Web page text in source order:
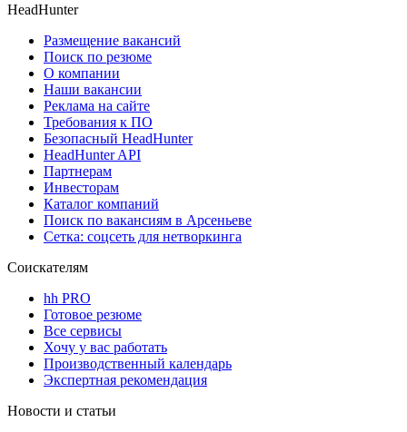
HeadHunter
Размещение вакансий
Поиск по резюме
О компании
Наши вакансии
Реклама на сайте
Требования к ПО
Безопасный HeadHunter
HeadHunter API
Партнерам
Инвесторам
Каталог компаний
Поиск по вакансиям в Арсеньеве
Сетка: соцсеть для нетворкинга
Соискателям
hh PRO
Готовое резюме
Все сервисы
Хочу у вас работать
Производственный календарь
Экспертная рекомендация
Новости и статьи